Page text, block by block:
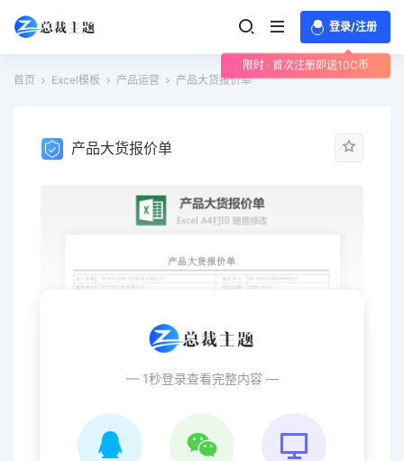
登录/注册
限时 · 首次注册即送10C币
首页
Excel模板 产品运营 产品大货报价单
产品大货报价单
— 1秒登录查看完整内容 —